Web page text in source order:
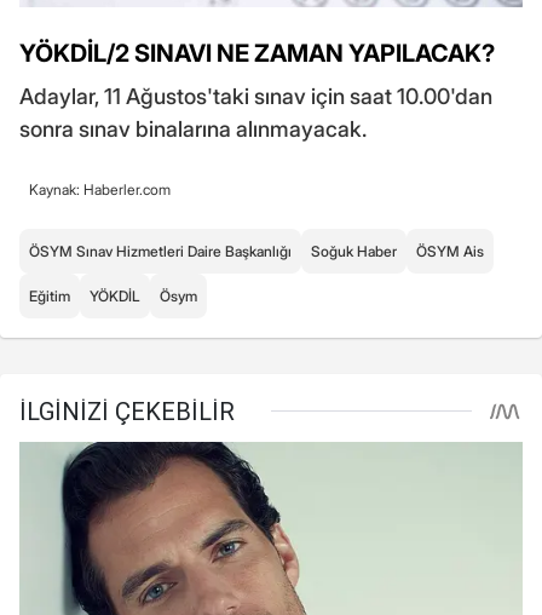
YÖKDİL/2 SINAVI NE ZAMAN YAPILACAK?
Adaylar, 11 Ağustos'taki sınav için saat 10.00'dan
sonra sınav binalarına alınmayacak.
Kaynak: Haberler.com
ÖSYM Sınav Hizmetleri Daire Başkanlığı Soğuk Haber ÖSYM Ais
Eğitim YÖKDİL Ösym